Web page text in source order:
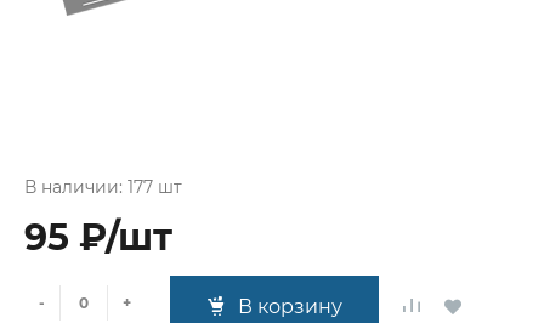
В наличии: 177 шт
95 ₽/шт
- + В корзину